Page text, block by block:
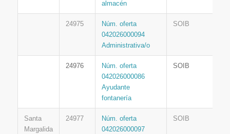
almacén
24975
Núm. oferta
042026000094
Administrativa/o
SOIB
24976
Núm. oferta
042026000086
Ayudante
fontanería
SOIB
Santa
Margalida
24977
Núm. oferta
042026000097
SOIB